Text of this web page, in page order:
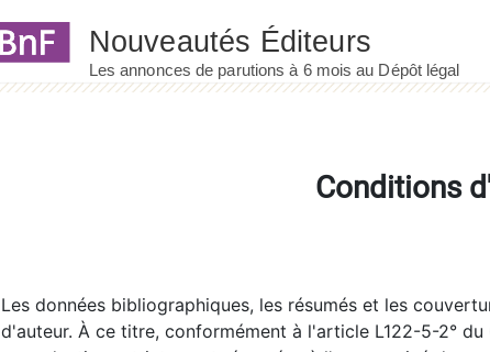
Conditions
Les données bibliographiques, les résumés et les
d'auteur. À ce titre, conformément à l'article L122-5-2°